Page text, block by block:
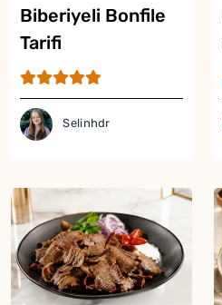
Biberiyeli Bonfile
Tarifi
Selinhdr